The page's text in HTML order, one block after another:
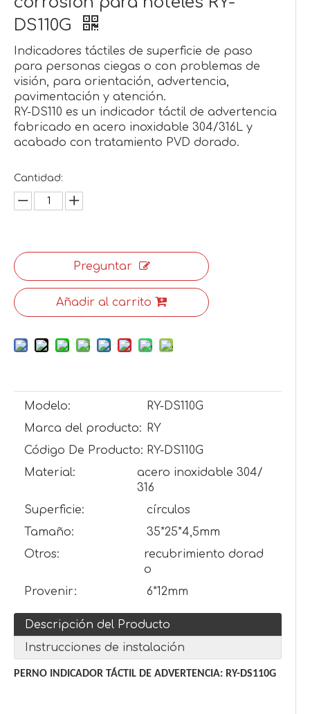
DS110G
Indicadores táctiles de superficie de paso
para personas ciegas o con problemas de
visión, para orientación, advertencia,
pavimentación y atención.
RY-DS110 es un indicador táctil de advertencia
fabricado en acero inoxidable 304/316L y
acabado con tratamiento PVD dorado.
Cantidad:
Preguntar
Añadir al carrito
Modelo:
RY-DS110G
Marca del producto: RY
Código De Producto: RY-DS110G
Material:
acero inoxidable 304/
316
Superficie:
círculos
Tamaño:
35*25*4,5mm
Otros:
recubrimiento dorad
o
Provenir:
6*12mm
Descripción del Producto
Instrucciones de instalación
PERNO INDICADOR TÁCTIL DE ADVERTENCIA: RY-DS110G